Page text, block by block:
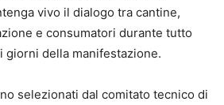
vivo il dialogo tra cantine,
e consumatori durante tutto
giorni della manifestazione.
selezionati dal comitato tecnico di